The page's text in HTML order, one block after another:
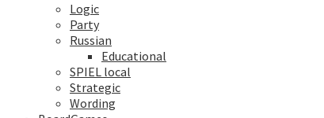
Logic
Party
Russian
Educational
SPIEL local
Strategic
Wording